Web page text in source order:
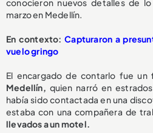
conocieron nuevos detalles de
marzo en Medellín.
En contexto: Capturaron a
vuelo gringo
El encargado de contarlo fue un
Medellín, quien narró en
había sido contactada en una
estaba con una compañera de
llevados a un motel.